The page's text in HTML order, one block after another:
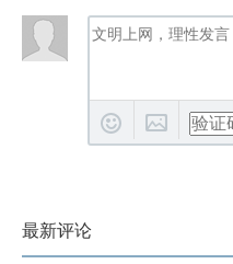
最新评论